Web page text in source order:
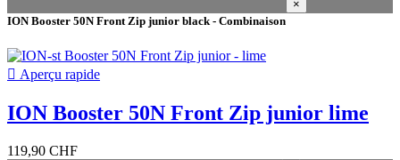
Prix
More filters Less filters
Voir les Produits9
ION Booster 50N Front Zip junior black - Combinaison
×
 Aperçu rapide
ION Booster 50N Front Zip junior lime
119,90 CHF